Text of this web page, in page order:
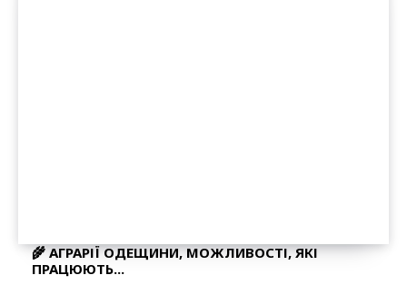
🌾 АГРАРІЇ ОДЕЩИНИ, МОЖЛИВОСТІ, ЯКІ
ПРАЦЮЮТЬ...